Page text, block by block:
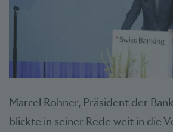
Marcel Rohner, Präsident der
blickte in seiner Rede weit in die